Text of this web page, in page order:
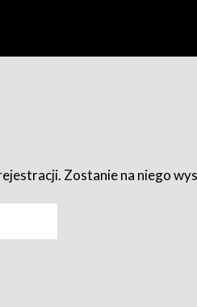
Zostanie na niego